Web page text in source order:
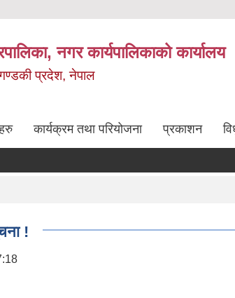
नगर कार्यपालिकाको कार्यालय
गण्डकी प्रदेश, नेपाल
कार्यक्रम तथा परियोजना प्रकाशन
!